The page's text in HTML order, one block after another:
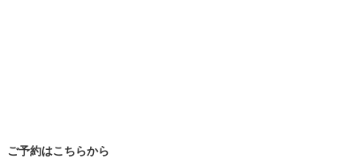
ご予約はこちらから